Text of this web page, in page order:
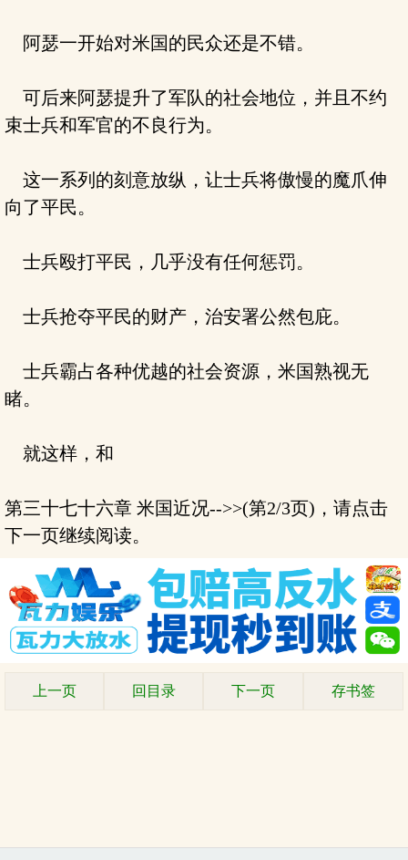
阿瑟一开始对米国的民众还是不错。
可后来阿瑟提升了军队的社会地位，并且不约
束士兵和军官的不良行为。
这一系列的刻意放纵，让士兵将傲慢的魔爪伸
向了平民。
士兵殴打平民，几乎没有任何惩罚。
士兵抢夺平民的财产，治安署公然包庇。
士兵霸占各种优越的社会资源，米国熟视无
睹。
就这样，和
第三十七十六章 米国近况-->>(第2/3页)，请点击
下一页继续阅读。
上一页 回目录 下一页 存书签